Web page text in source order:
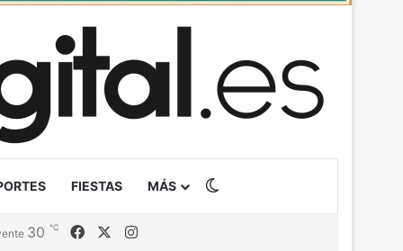
FIESTAS MÁS
30 ℃ Facebook